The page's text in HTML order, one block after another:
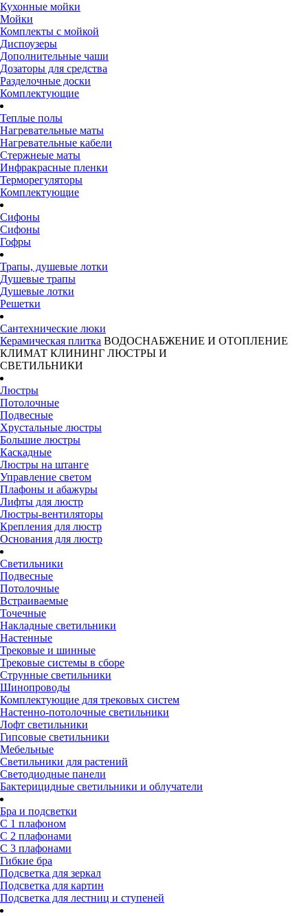
Кухонные мойки
Мойки
Комплекты с мойкой
Диспоузеры
Дополнительные чаши
Дозаторы для средства
Разделочные доски
Комплектующие
Теплые полы
Нагревательные маты
Нагревательные кабели
Стержнеые маты
Инфракрасные пленки
Терморегуляторы
Комплектующие
Сифоны
Сифоны
Гофры
Трапы, душевые лотки
Душевые трапы
Душевые лотки
Решетки
Сантехнические люки
Керамическая плитка ВОДОСНАБЖЕНИЕ И ОТОПЛЕНИЕ
КЛИМАТ КЛИНИНГ ЛЮСТРЫ И
СВЕТИЛЬНИКИ
Люстры
Потолочные
Подвесные
Хрустальные люстры
Большие люстры
Каскадные
Люстры на штанге
Управление светом
Плафоны и абажуры
Лифты для люстр
Люстры-вентиляторы
Крепления для люстр
Основания для люстр
Светильники
Подвесные
Потолочные
Встраиваемые
Точечные
Накладные светильники
Настенные
Трековые и шинные
Трековые системы в сборе
Струнные светильники
Шинопроводы
Комплектующие для трековых систем
Настенно-потолочные светильники
Лофт светильники
Гипсовые светильники
Мебельные
Светильники для растений
Светодиодные панели
Бактерицидные светильники и облучатели
Бра и подсветки
С 1 плафоном
С 2 плафонами
С 3 плафонами
Гибкие бра
Подсветка для зеркал
Подсветка для картин
Подсветка для лестниц и ступеней